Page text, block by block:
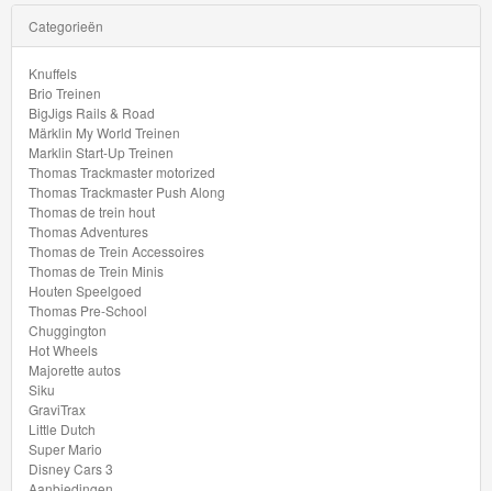
Marklin
Start-
Up
Treinen
Thomas
Trackmaster
motorized
Thomas
Trackmaster
Push
Along
Thomas
de
Categorieën
Knuffels
Brio Treinen
BigJigs Rails & Road
Märklin My World Treinen
Marklin Start-Up Treinen
Thomas Trackmaster motorized
Thomas Trackmaster Push Along
Thomas de trein hout
Thomas Adventures
Thomas de Trein Accessoires
Thomas de Trein Minis
Houten Speelgoed
Thomas Pre-School
Chuggington
Hot Wheels
Majorette autos
Siku
GraviTrax
Little Dutch
Super Mario
Disney Cars 3